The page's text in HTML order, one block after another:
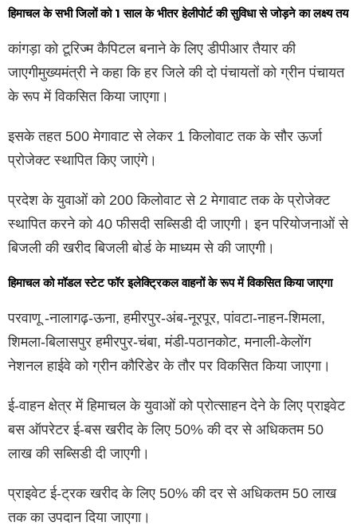
हिमाचल के सभी जिलों को 1 साल के भीतर हेलीपोर्ट की सुविधा से जोड़ने का लक्ष्य तय
कांगड़ा को टूरिज्म कैपिटल बनाने के लिए डीपीआर तैयार की
जाएगीमुख्यमंत्री ने कहा कि हर जिले की दो पंचायतों को ग्रीन पंचायत
के रूप में विकसित किया जाएगा।
इसके तहत 500 मेगावाट से लेकर 1 किलोवाट तक के सौर ऊर्जा
प्रोजेक्ट स्थापित किए जाएंगे।
प्रदेश के युवाओं को 200 किलोवाट से 2 मेगावाट तक के प्रोजेक्ट
स्थापित करने को 40 फीसदी सब्सिडी दी जाएगी। इन परियोजनाओं से
बिजली की खरीद बिजली बोर्ड के माध्यम से की जाएगी।
हिमाचल को मॉडल स्टेट फॉर इलेक्ट्रिकल वाहनों के रूप में विकसित किया जाएगा
परवाणू -नालागढ़-ऊना, हमीरपुर-अंब-नूरपूर, पांवटा-नाहन-शिमला,
शिमला-बिलासपुर हमीरपुर-चंबा, मंडी-पठानकोट, मनाली-केलोंग
नेशनल हाईवे को ग्रीन कौरिडेर के तौर पर विकसित किया जाएगा।
ई-वाहन क्षेत्र में हिमाचल के युवाओं को प्रोत्साहन देने के लिए प्राइवेट
बस ऑपरेटर ई-बस खरीद के लिए 50% की दर से अधिकतम 50
लाख की सब्सिडी दी जाएगी।
प्राइवेट ई-ट्रक खरीद के लिए 50% की दर से अधिकतम 50 लाख
तक का उपदान दिया जाएगा।